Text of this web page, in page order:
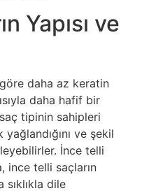
Yapısı ve
daha az keratin
daha hafif bir
tipinin sahipleri
ve şekil
İnce telli
ince telli saçların
sıklıkla dile